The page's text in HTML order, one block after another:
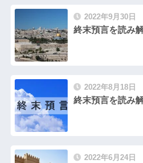
2022年9月30日
終末預言を読み
2022年8月18日
終末預言を読み
2022年6月24日